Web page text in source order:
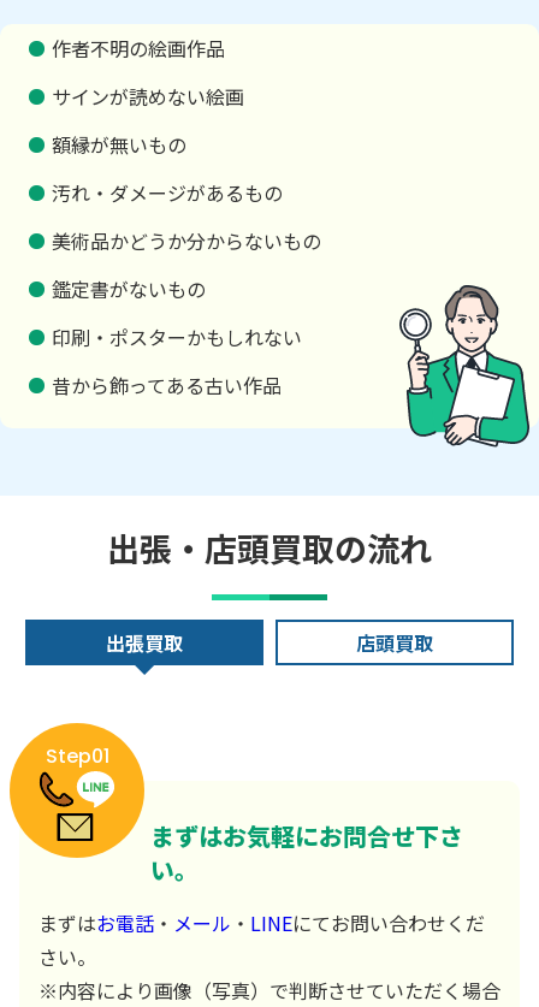
作者不明の絵画作品
サインが読めない絵画
額縁が無いもの
汚れ・ダメージがあるもの
美術品かどうか分からないもの
鑑定書がないもの
印刷・ポスターかもしれない
昔から飾ってある古い作品
出張・店頭買取の流れ
出張買取 店頭買取
Step01
まずはお気軽にお問合せ下さ
い。
まずはお電話 ・ メール ・ LINEにてお問い合わせくだ
さい。
※内容により画像（写真）で判断させていただく場合